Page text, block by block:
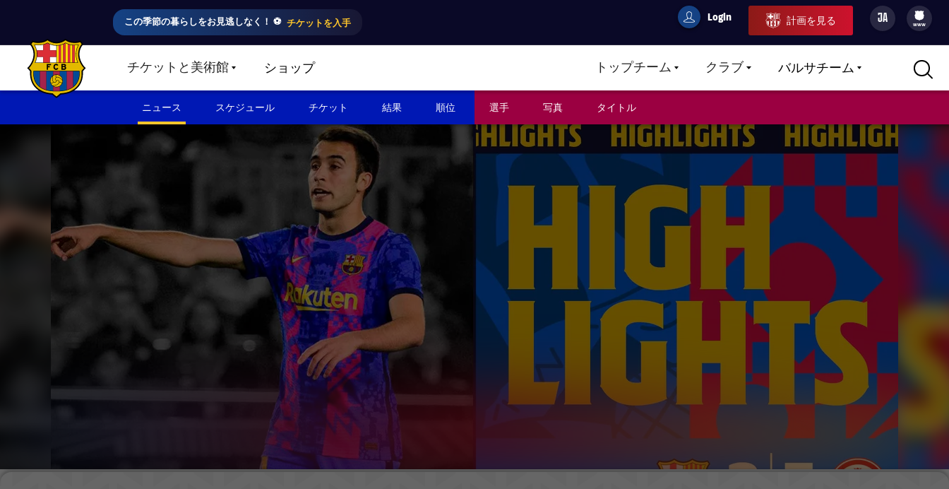
この季節の暮らしをお見逃しなく！ ⚽️ チケットを入手 userCulers
Login 計画を見る JA
filled-badge
www
FC Barcelona club badge チケットと美術館LABEL.SHARE.CARETDOWNショップ トップチームLABEL.ARIA.CARETDOWN
クラブLABEL.ARIA.CARETDOWN
バルサチームLABEL.ARIA.CARETDOWN
ニュース スケジュール チケット 結果 順位 選手 写真 タイトル